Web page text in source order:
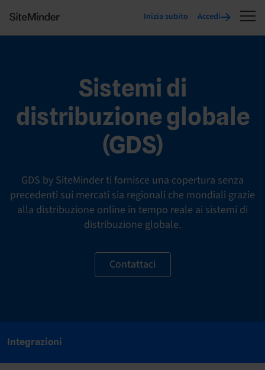
Inizia subito Accedi
Sistemi di
distribuzione globale
(GDS)
GDS by SiteMinder ti fornisce una copertura senza
precedenti sui mercati sia regionali che mondiali grazie
alla distribuzione online in tempo reale ai sistemi di
distribuzione globale.
Contattaci
Integrazioni